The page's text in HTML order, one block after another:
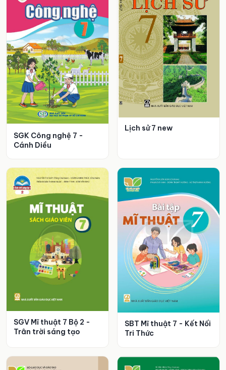
SGK Công nghệ 7 -
Cánh Diều
Lịch sử 7 new
SGV Mĩ thuật 7 Bộ 2 -
Trân trời sáng tạo
SBT Mĩ thuật 7 - Kết Nối
Tri Thức